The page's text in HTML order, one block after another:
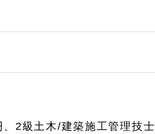
2級土木/建築施工管理技士